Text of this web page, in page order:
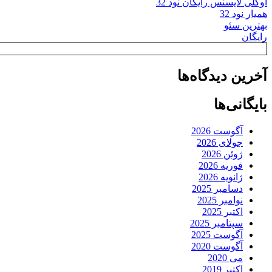
همیار نود 32
بهترین سئو
رایگان
آخرین دیدگاه‌ها
بایگانی‌ها
آگوست 2026
جولای 2026
ژوئن 2026
فوریه 2026
ژانویه 2026
دسامبر 2025
نوامبر 2025
اکتبر 2025
سپتامبر 2025
آگوست 2025
آگوست 2020
می 2020
اکتبر 2019